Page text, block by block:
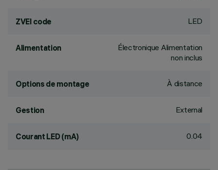
ZVEI code LED
Alimentation
Électronique Alimentation
non inclus
Options de montage À distance
Gestion External
Courant LED (mA) 0.04